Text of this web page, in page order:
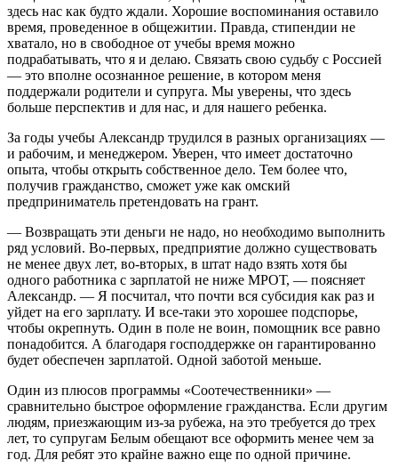
здесь нас как будто ждали. Хорошие воспоминания оставило
время, проведенное в общежитии. Правда, стипендии не
хватало, но в свободное от учебы время можно
подрабатывать, что я и делаю. Связать свою судьбу с Россией
— это вполне осознанное решение, в котором меня
поддержали родители и супруга. Мы уверены, что здесь
больше перспектив и для нас, и для нашего ребенка.
За годы учебы Александр трудился в разных организациях —
и рабочим, и менеджером. Уверен, что имеет достаточно
опыта, чтобы открыть собственное дело. Тем более что,
получив гражданство, сможет уже как омский
предприниматель претендовать на грант.
— Возвращать эти деньги не надо, но необходимо выполнить
ряд условий. Во-первых, предприятие должно существовать
не менее двух лет, во-вторых, в штат надо взять хотя бы
одного работника с зарплатой не ниже МРОТ, — поясняет
Александр. — Я посчитал, что почти вся субсидия как раз и
уйдет на его зарплату. И все-таки это хорошее подспорье,
чтобы окрепнуть. Один в поле не воин, помощник все равно
понадобится. А благодаря господдержке он гарантированно
будет обеспечен зарплатой. Одной заботой меньше.
Один из плюсов программы «Соотечественники» —
сравнительно быстрое оформление гражданства. Если другим
людям, приезжающим из-за рубежа, на это требуется до трех
лет, то супругам Белым обещают все оформить менее чем за
год. Для ребят это крайне важно еще по одной причине.